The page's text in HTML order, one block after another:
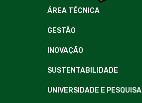
ÁREA TÉCNICA
GESTÃO
INOVAÇÃO
SUSTENTABILIDADE
UNIVERSIDADE E PESQUISA